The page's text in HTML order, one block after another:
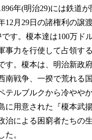
年(明治29)には鉄道
12月29日の諸権利の譲
です。榎本達は100万ド
事力を行使して占領す
す。榎本は、明治新政
南戦争、一揆で荒れる
テルブルクから冷やや
に用意された『榎本武
治による困窮者たちの
た。